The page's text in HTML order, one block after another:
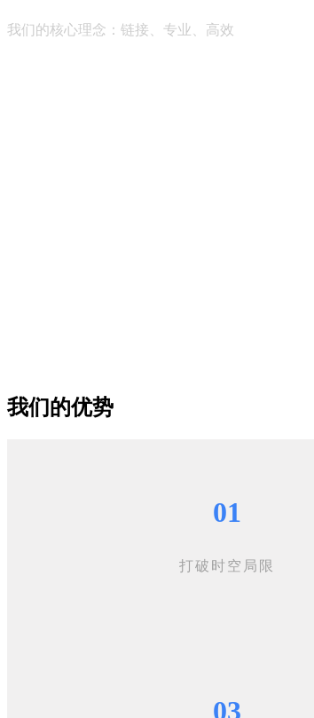
我们的核心理念： 链接、专业、高效
我们的优势
01
打破时空局限
03